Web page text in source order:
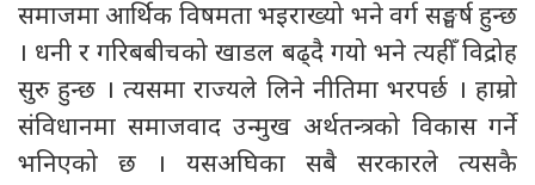
समाजमा आर्थिक विषमता भइराख्यो भने वर्ग सङ्घर्ष हुन्छ
। धनी र गरिबबीचको खाडल बढ्दै गयो भने त्यहीँ विद्रोह
सुरु हुन्छ । त्यसमा राज्यले लिने नीतिमा भरपर्छ । हाम्रो
संविधानमा समाजवाद उन्मुख अर्थतन्त्रको विकास गर्ने
भनिएको छ । यसअघिका सबै सरकारले त्यसकै